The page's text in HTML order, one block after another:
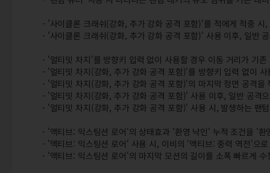
- '사이클론 크래쉬(강화, 추가 강화 공격 포함)'를 적에게 적중 시
- '사이클론 크래쉬(강화, 추가 강화 공격 포함)' 사용 이후, 일반
- '얼티밋 차지'를 방향키 입력 없이 사용할 경우 이동 거리가 기
- '얼티밋 차지(강화, 추가 강화 공격 포함)'를 방향키 입력 없이
- '얼티밋 차지(강화, 추가 강화 공격 포함)'의 마지막 정면 공격
- '얼티밋 차지(강화, 추가 강화 공격 포함)' 사용 이후, 일반 공격
- '얼티밋 차지(강화, 추가 강화 공격 포함)' 사용 시, 발생하는 팬
- '액티브: 익스팅션 로어'의 상태효과 '환영 낙인' 누적 조건을 '
- '액티브: 익스팅션 로어' 사용 시, 이비의 '액티브: 중력 역전'으
- '액티브: 익스팅션 로어'의 마지막 모션의 길이를 소폭 빠르게 수